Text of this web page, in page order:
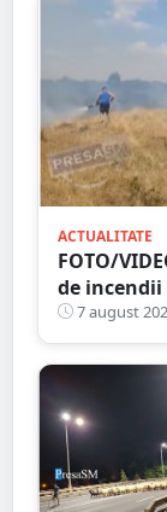
ACTUALITATE
FOTO/
de
județul
7 august